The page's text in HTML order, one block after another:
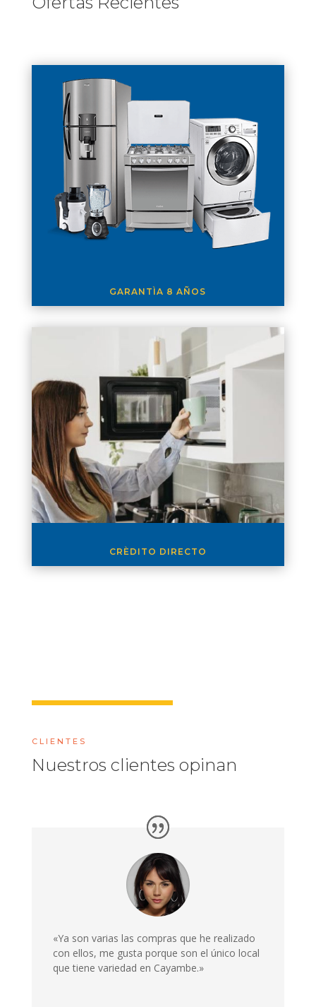
GARANTÌA 8 AÑOS
CRÈDITO DIRECTO
CLIENTES
Nuestros clientes opinan
«Ya son varias las compras que he realizado
con ellos, me gusta porque son el único local
que tiene variedad en Cayambe.»